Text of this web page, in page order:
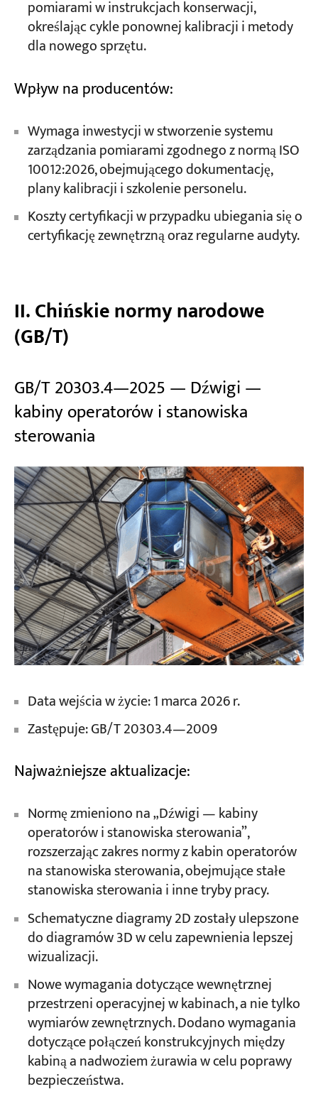
pomiarami w instrukcjach konserwacji,
określając cykle ponownej kalibracji i metody
dla nowego sprzętu.
Wpływ na producentów:
Wymaga inwestycji w stworzenie systemu
zarządzania pomiarami zgodnego z normą ISO
10012:2026, obejmującego dokumentację,
plany kalibracji i szkolenie personelu.
Koszty certyfikacji w przypadku ubiegania się o
certyfikację zewnętrzną oraz regularne audyty.
II. Chińskie normy narodowe
(GB/T)
GB/T 20303.4—2025 — Dźwigi —
kabiny operatorów i stanowiska
sterowania
Data wejścia w życie: 1 marca 2026 r.
Zastępuje: GB/T 20303.4—2009
Najważniejsze aktualizacje:
Normę zmieniono na „Dźwigi — kabiny
operatorów i stanowiska sterowania”,
rozszerzając zakres normy z kabin operatorów
na stanowiska sterowania, obejmujące stałe
stanowiska sterowania i inne tryby pracy.
Schematyczne diagramy 2D zostały ulepszone
do diagramów 3D w celu zapewnienia lepszej
wizualizacji.
Nowe wymagania dotyczące wewnętrznej
przestrzeni operacyjnej w kabinach, a nie tylko
wymiarów zewnętrznych. Dodano wymagania
dotyczące połączeń konstrukcyjnych między
kabiną a nadwoziem żurawia w celu poprawy
bezpieczeństwa.